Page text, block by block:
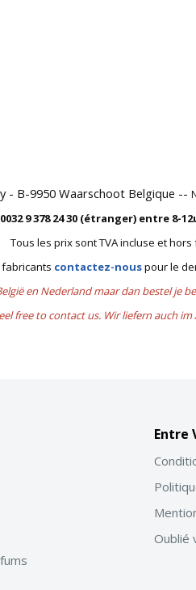
- B-9950 Waarschoot Belgique --
0032 9 378 24 30 (étranger) entre 8-
Tous les prix sont TVA incluse et
fabricants contactez-nouspour le
en Nederland maar dan bestel je
free to contact us. Wir liefern auch
Entre
Oublié